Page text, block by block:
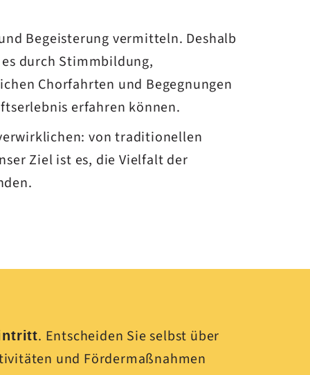
Begeisterung vermitteln. Deshalb
durch Stimmbildung,
Chorfahrten und Begegnungen
erfahren können.
von traditionellen
Ziel ist es, die Vielfalt der
. Entscheiden Sie selbst über
und Fördermaßnahmen